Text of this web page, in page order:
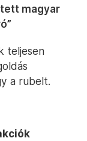
magyar
teljesen
a rubelt.